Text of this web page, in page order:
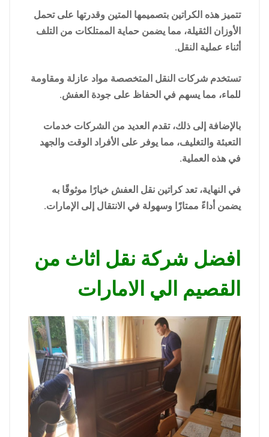
تتميز هذه الكراتين بتصميمها المتين وقدرتها على تحمل
الأوزان الثقيلة، مما يضمن حماية الممتلكات من التلف
أثناء عملية النقل.
تستخدم شركات النقل المتخصصة مواد عازلة ومقاومة
للماء، مما يسهم في الحفاظ على جودة العفش.
بالإضافة إلى ذلك، تقدم العديد من الشركات خدمات
التعبئة والتغليف، مما يوفر على الأفراد الوقت والجهد
في هذه العملية.
في النهاية، تعد كراتين نقل العفش خيارًا موثوقًا به
يضمن أداءً ممتازًا وسهولة في الانتقال إلى الإمارات.
افضل شركة نقل اثاث من
القصيم الي الامارات